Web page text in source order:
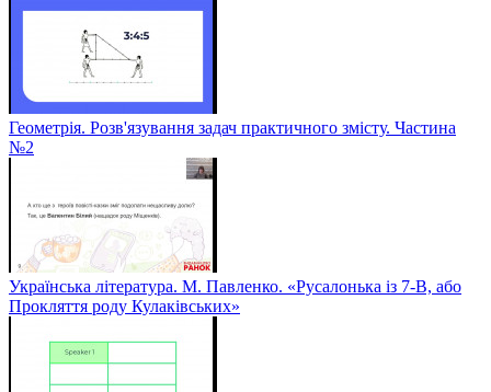
Геометрія. Розв'язування задач практичного змісту. Частина
№2
Українська література. М. Павленко. «Русалонька із 7-В, або
Прокляття роду Кулаківських»